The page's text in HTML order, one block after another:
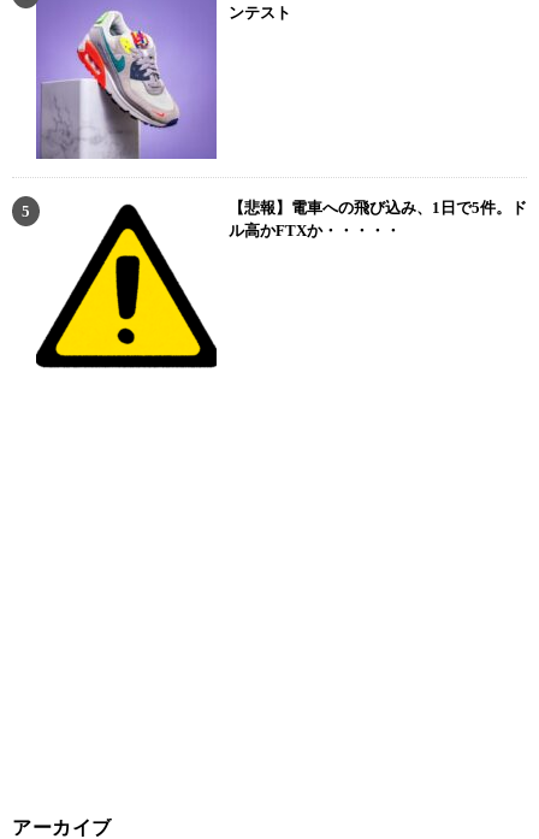
ンテスト
【悲報】電車への飛び込み、1日で5件。ド
ル高かFTXか・・・・・
アーカイブ